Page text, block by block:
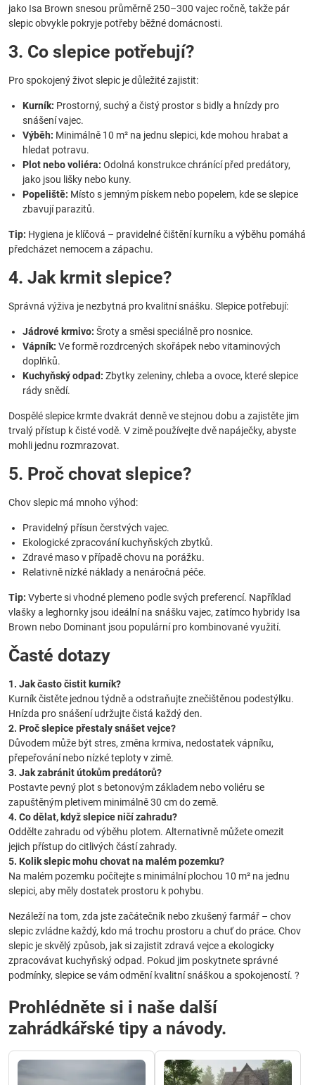
jako Isa Brown snesou průměrně 250–300 vajec ročně, takže pár
slepic obvykle pokryje potřeby běžné domácnosti.
3. Co slepice potřebují?
Pro spokojený život slepic je důležité zajistit:
Kurník: Prostorný, suchý a čistý prostor s bidly a hnízdy pro
snášení vajec.
Výběh: Minimálně 10 m² na jednu slepici, kde mohou hrabat a
hledat potravu.
Plot nebo voliéra: Odolná konstrukce chránící před predátory,
jako jsou lišky nebo kuny.
Popeliště: Místo s jemným pískem nebo popelem, kde se slepice
zbavují parazitů.
Tip: Hygiena je klíčová – pravidelné čištění kurníku a výběhu pomáhá
předcházet nemocem a zápachu.
4. Jak krmit slepice?
Správná výživa je nezbytná pro kvalitní snášku. Slepice potřebují:
Jádrové krmivo: Šroty a směsi speciálně pro nosnice.
Vápník: Ve formě rozdrcených skořápek nebo vitaminových
doplňků.
Kuchyňský odpad: Zbytky zeleniny, chleba a ovoce, které slepice
rády snědí.
Dospělé slepice krmte dvakrát denně ve stejnou dobu a zajistěte jim
trvalý přístup k čisté vodě. V zimě používejte dvě napáječky, abyste
mohli jednu rozmrazovat.
5. Proč chovat slepice?
Chov slepic má mnoho výhod:
Pravidelný přísun čerstvých vajec.
Ekologické zpracování kuchyňských zbytků.
Zdravé maso v případě chovu na porážku.
Relativně nízké náklady a nenáročná péče.
Tip: Vyberte si vhodné plemeno podle svých preferencí. Například
vlašky a leghornky jsou ideální na snášku vajec, zatímco hybridy Isa
Brown nebo Dominant jsou populární pro kombinované využití.
Časté dotazy
1. Jak často čistit kurník?
Kurník čistěte jednou týdně a odstraňujte znečištěnou podestýlku.
Hnízda pro snášení udržujte čistá každý den.
2. Proč slepice přestaly snášet vejce?
Důvodem může být stres, změna krmiva, nedostatek vápníku,
přepeřování nebo nízké teploty v zimě.
3. Jak zabránit útokům predátorů?
Postavte pevný plot s betonovým základem nebo voliéru se
zapuštěným pletivem minimálně 30 cm do země.
4. Co dělat, když slepice ničí zahradu?
Oddělte zahradu od výběhu plotem. Alternativně můžete omezit
jejich přístup do citlivých částí zahrady.
5. Kolik slepic mohu chovat na malém pozemku?
Na malém pozemku počítejte s minimální plochou 10 m² na jednu
slepici, aby měly dostatek prostoru k pohybu.
Nezáleží na tom, zda jste začátečník nebo zkušený farmář – chov
slepic zvládne každý, kdo má trochu prostoru a chuť do práce. Chov
slepic je skvělý způsob, jak si zajistit zdravá vejce a ekologicky
zpracovávat kuchyňský odpad. Pokud jim poskytnete správné
podmínky, slepice se vám odmění kvalitní snáškou a spokojeností. ?
Prohlédněte si i naše další
zahrádkářské tipy a návody.